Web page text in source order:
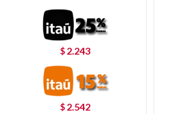
$ 2.243
$ 2.542